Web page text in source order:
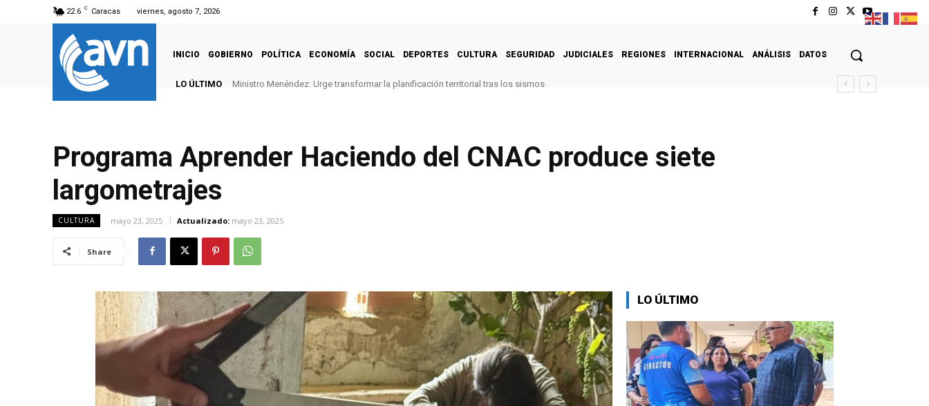
22.6 C Caracas viernes, agosto 7, 2026
INICIO GOBIERNO POLÍTICA ECONOMÍA SOCIAL DEPORTES CULTURA SEGURIDAD JUDICIALES REGIONES INTERNACIONAL ANÁLISIS DATOS
LO ÚLTIMO Ministro Menéndez: Urge transformar la planificación territorial tras los sismos
Programa Aprender Haciendo del CNAC produce siete
largometrajes
CULTURA mayo 23, 2025 Actualizado: mayo 23, 2025
Share
LO ÚLTIMO